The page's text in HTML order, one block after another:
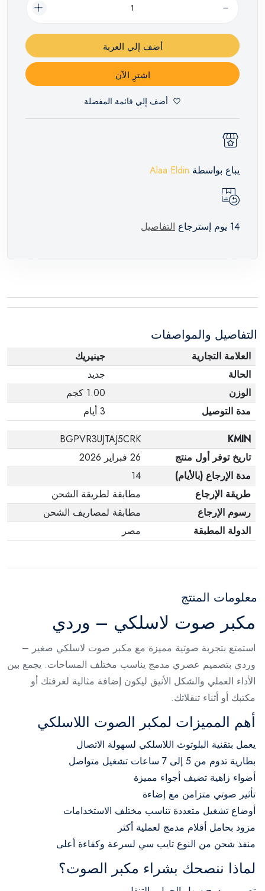
أضف إلي العربة
اشترِ الآن
أضف إلي قائمة المفضلة
يباع بواسطة Alaa Eldin
14 يوم إسترجاع التفاصيل
التفاصيل والمواصفات
العلامة التجارية
جينيريك
الحالة
جديد
الوزن
1.00 كجم
مدة التوصيل
3 أيام
KMIN
BGPVR3UJTAJ5CRK
تاريخ توفر أول منتج
26 فبراير 2026
مدة الإرجاع (بالأيام)
14
طريقة الإرجاع
مطابقة لطريقة الشحن
رسوم الإرجاع
مطابقة لمصاريف الشحن
الدولة المطبقة
مصر
معلومات المنتج
مكبر صوت لاسلكي – وردي
استمتع بتجربة صوتية مميزة مع مكبر صوت لاسلكي صغير –
وردي بتصميم عصري مدمج يناسب مختلف المساحات. يجمع بين
الأداء العملي والشكل الأنيق ليكون إضافة مثالية لغرفتك أو
مكتبك أو أثناء تنقلاتك.
أهم المميزات لمكبر الصوت اللاسلكي
يعمل بتقنية البلوتوث اللاسلكي لسهولة الاتصال
بطارية تدوم من 5 إلى 7 ساعات تشغيل متواصل
أضواء زاهية تضيف أجواء مميزة
تأثير صوتي متزامن مع إضاءة
أوضاع تشغيل متعددة تناسب مختلف الاستخدامات
مزود بحامل أقلام مدمج لعملية أكثر
منفذ شحن من النوع تايب سي لسرعة وكفاءة أعلى
لماذا ننصحك بشراء مكبر الصوت؟